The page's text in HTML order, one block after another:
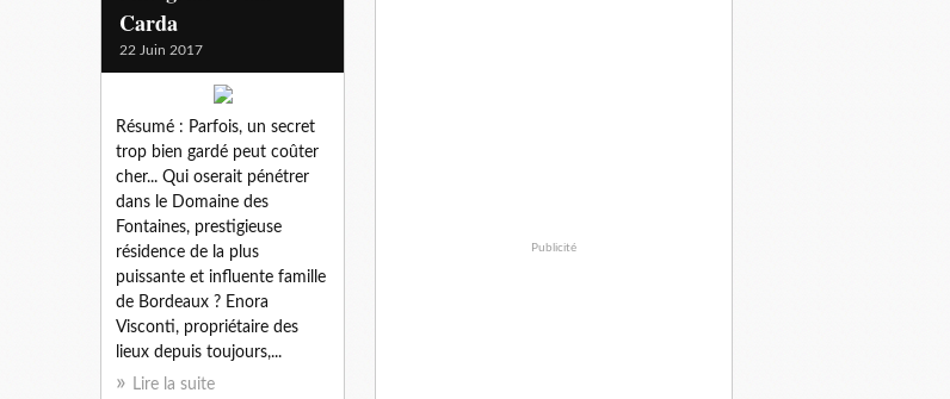
Carda
22 Juin 2017
Résumé : Parfois, un secret
trop bien gardé peut coûter
cher... Qui oserait pénétrer
dans le Domaine des
Fontaines, prestigieuse
résidence de la plus
puissante et influente famille
de Bordeaux ? Enora
Visconti, propriétaire des
lieux depuis toujours,...
Lire la suite
Publicité